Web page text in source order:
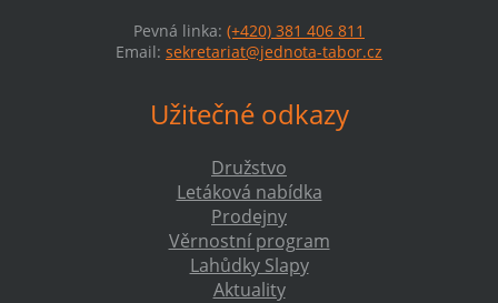
Pevná linka: (+420) 381 406 811
Email: sekretariat@jednota-tabor.cz
Užitečné odkazy
Družstvo
Letáková nabídka
Prodejny
Věrnostní program
Lahůdky Slapy
Aktuality